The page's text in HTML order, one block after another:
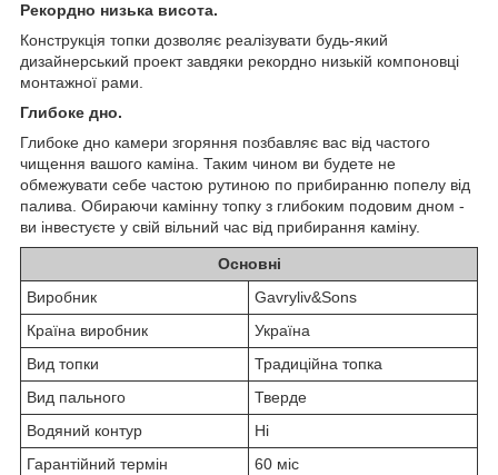
Рекордно низька висота.
Конструкція топки дозволяє реалізувати будь-який
дизайнерський проект завдяки рекордно низькій компоновці
монтажної рами.
Глибоке дно.
Глибоке дно камери згоряння позбавляє вас від частого
чищення вашого каміна. Таким чином ви будете не
обмежувати себе частою рутиною по прибиранню попелу від
палива. Обираючи камінну топку з глибоким подовим дном -
ви інвестуєте у свій вільний час від прибирання каміну.
Основні
Виробник
Gavryliv&Sons
Країна виробник
Україна
Вид топки
Традиційна топка
Вид пального
Тверде
Водяний контур
Ні
Гарантійний термін
60 міс